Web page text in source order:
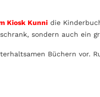
Kiosk Kunni die
sondern auch ein
Büchern vor.